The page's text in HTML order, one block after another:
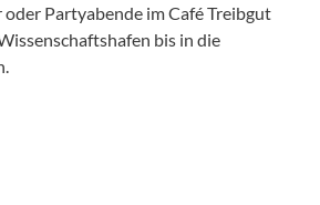
Partyabende im Café Treibgut
bis in die